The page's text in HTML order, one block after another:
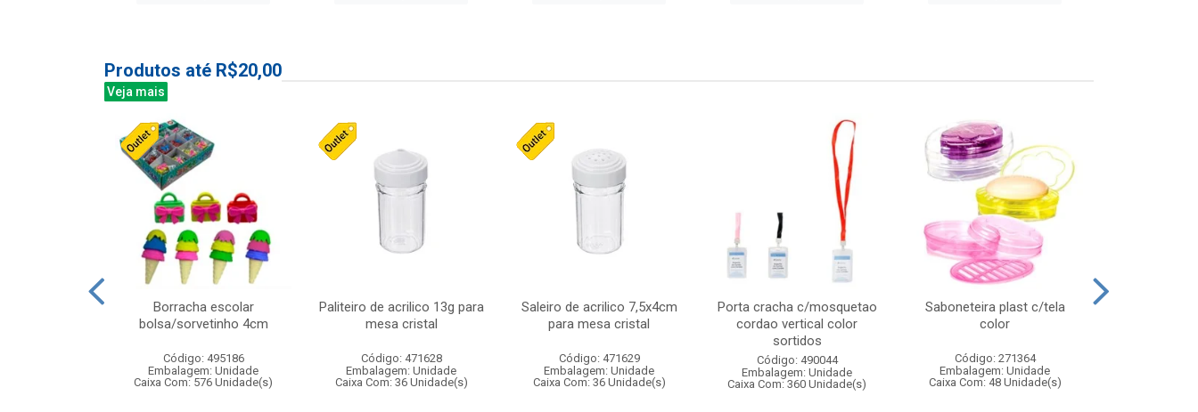
Produtos até R$20,00
Veja mais
Borracha escolar
bolsa/sorvetinho 4cm
Código: 495186
Embalagem: Unidade
Caixa Com: 576 Unidade(s)
Paliteiro de acrilico 13g para
mesa cristal
Código: 471628
Embalagem: Unidade
Caixa Com: 36 Unidade(s)
Saleiro de acrilico 7,5x4cm
para mesa cristal
Código: 471629
Embalagem: Unidade
Caixa Com: 36 Unidade(s)
Porta cracha c/mosquetao
cordao vertical color
sortidos
Código: 490044
Embalagem: Unidade
Caixa Com: 360 Unidade(s)
Saboneteira plast c/tela
color
Código: 271364
Embalagem: Unidade
Caixa Com: 48 Unidade(s)